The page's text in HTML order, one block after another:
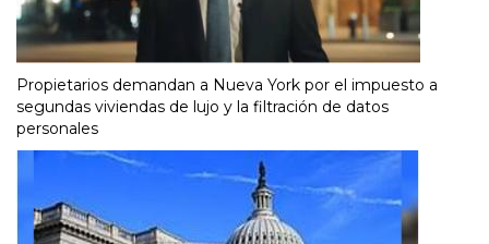
Propietarios demandan a Nueva York por el impuesto a
segundas viviendas de lujo y la filtración de datos
personales